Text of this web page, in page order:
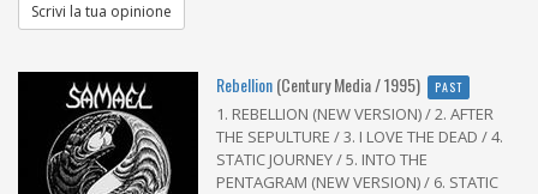
Scrivi la tua opinione
Rebellion(Century Media / 1995) PAST
1. REBELLION (NEW VERSION) / 2. AFTER
THE SEPULTURE / 3. I LOVE THE DEAD / 4.
STATIC JOURNEY / 5. INTO THE
PENTAGRAM (NEW VERSION) / 6. STATIC